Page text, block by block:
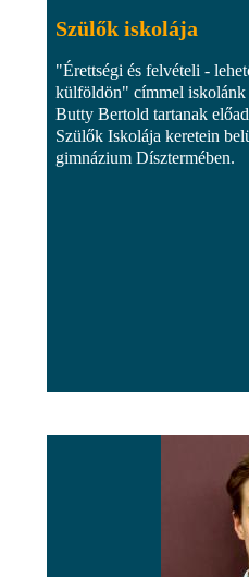
Szülők iskolája
"Érettségi és felvételi -
külföldön" címmel iskolánk
Butty Bertold tartanak
Szülők Iskolája keretein
gimnázium Dísztermében.